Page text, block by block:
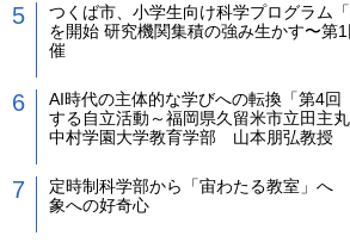
つくば市、小学生向け科学プログラム
を開始 研究機関集積の強み生かす〜第
催
AI時代の主体的な学びへの転換「第4
する自立活動～福岡県久留米市立田主
中村学園大学教育学部 山本朋弘教授
定時制科学部から「宙わたる教室」へ
象への好奇心